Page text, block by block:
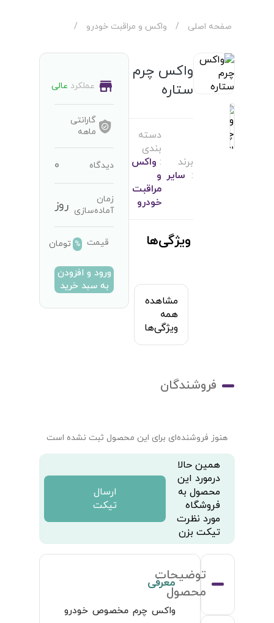
صفحه اصلی / واکس و مراقبت خودرو /
واکس چرم
ستاره
برند
: سایر
دسته
بندی
: واکس
و
مراقبت
خودرو
ویژگی‌ها
مشاهده
همه
ویژگی‌ها
عملکرد عالی
گارانتی
ماهه
دیدگاه 0
زمان
آماده‌سازی روز
قیمت % تومان
ورود و افزودن
به سبد خرید
فروشندگان
هنوز فروشنده‌ای برای این محصول ثبت نشده است
همین حالا
درمورد این
محصول به
فروشگاه
مورد نظرت
تیکت بزن
ارسال
تیکت
توضیحات
محصول
معرفی